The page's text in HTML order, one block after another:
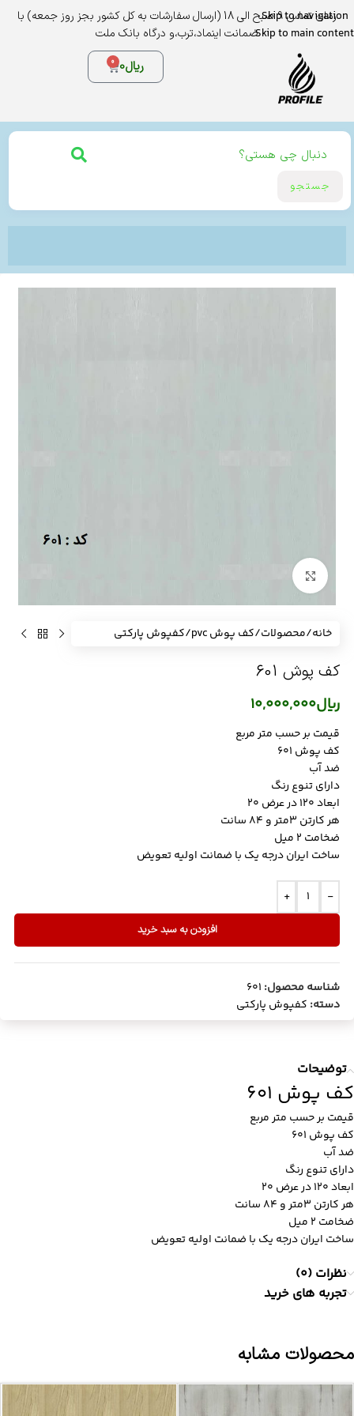
Skip to navigation
Skip to main content
زمان تماس 9 صبح الی 18 (ارسال سفارشات به کل کشور بجز روز جمعه) با
ضمانت اینماد،ترب،و درگاه بانک ملت
ریال0
0
جستجو
برای بزرگنمایی کلیک کنید
خانه/محصولات/کف پوش pvc /کفپوش پارکتی
کف پوش 601
ریال10,000,000
قیمت بر حسب متر مربع
کف پوش 601
ضد آب
دارای تنوع رنگ
ابعاد 120 در عرض 20
هر کارتن 3متر و 84 سانت
ضخامت ۲ میل
ساخت ایران درجه یک با ضمانت اولیه تعویض
-
+
افزودن به سبد خرید
شناسه محصول: 601
دسته: کفپوش پارکتی
توضیحات
کف پوش 601
قیمت بر حسب متر مربع
کف پوش 601
ضد آب
دارای تنوع رنگ
ابعاد 120 در عرض 20
هر کارتن 3متر و 84 سانت
ضخامت ۲ میل
ساخت ایران درجه یک با ضمانت اولیه تعویض
نظرات (0)
تجربه های خرید
محصولات مشابه